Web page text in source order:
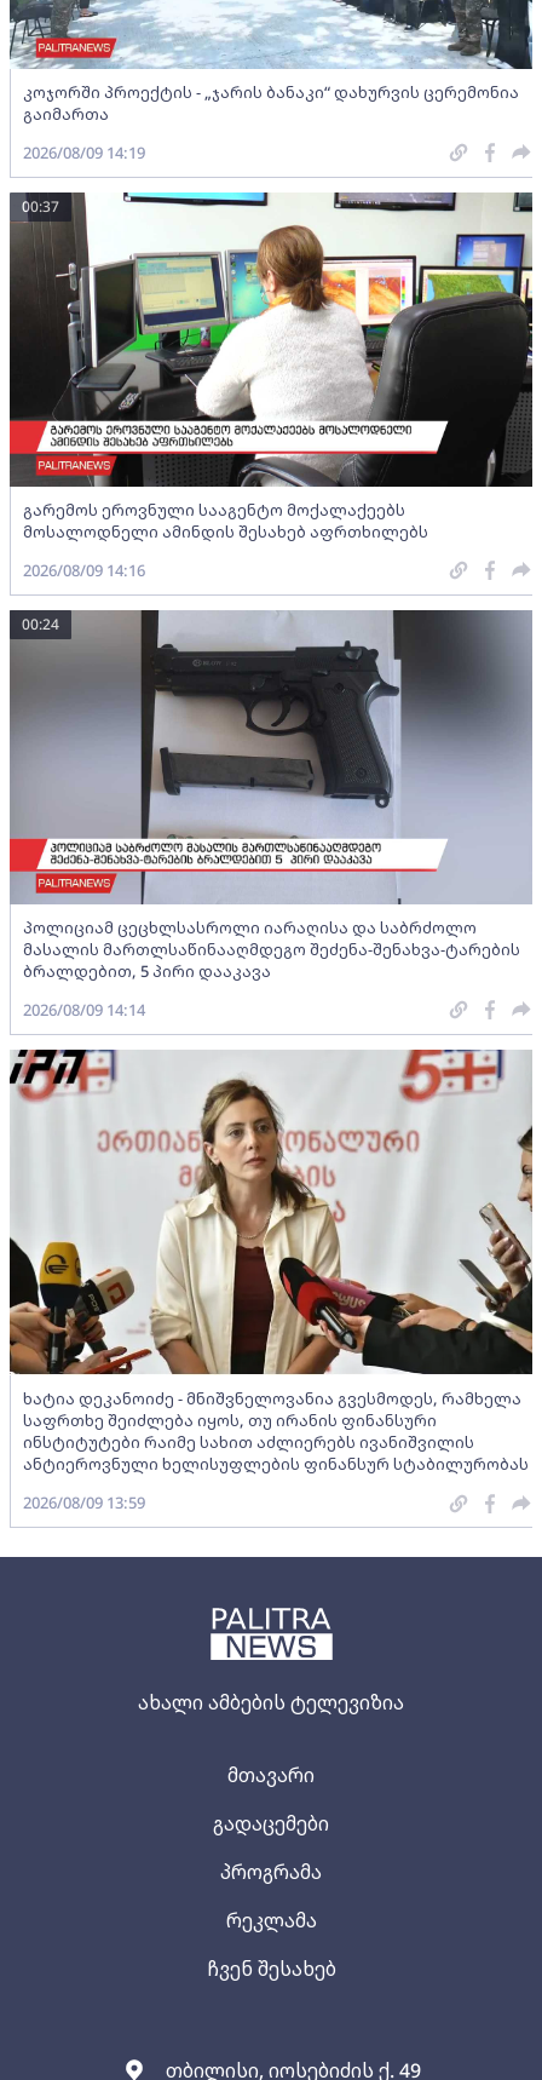
ახალი ამბების ტელევიზია
თბილისი, იოსებიძის ქ. 49
მთავარი
გადაცემები
პროგრამა
რეკლამა
ჩვენ შესახებ
კოჯორში პროექტის - „ჯარის ბანაკი“ დახურვის ცერემონია
გაიმართა
2026/08/09 14:19
გარემოს ეროვნული სააგენტო მოქალაქეებს
მოსალოდნელი ამინდის შესახებ აფრთხილებს
00:37
2026/08/09 14:16
პოლიციამ ცეცხლსასროლი იარაღისა და საბრძოლო
მასალის მართლსაწინააღმდეგო შეძენა-შენახვა-ტარების
ბრალდებით, 5 პირი დააკავა
00:24
2026/08/09 14:14
ხატია დეკანოიძე - მნიშვნელოვანია გვესმოდეს, რამხელა
საფრთხე შეიძლება იყოს, თუ ირანის ფინანსური
ინსტიტუტები რაიმე სახით აძლიერებს ივანიშვილის
ანტიეროვნული ხელისუფლების ფინანსურ სტაბილურობას
2026/08/09 13:59